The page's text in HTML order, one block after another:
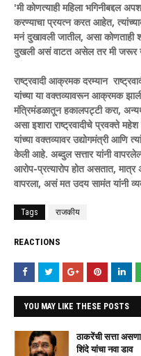
'मी कोणत्याही महिला भगिनीबद्दल
करण्याचा प्रयत्न करत आहेत,
मनं दुखावली जातील, असा कोणताही
दुखली असं वाटत असेल तर मी जरूर
राष्ट्रवादी आक्रमक दरम्यान
यांच्या या वक्तव्यावरून आक्रमक
मंत्रिमंडळातून हकालपट्टी करा,
असा इशारा राष्ट्रवादीचे प्रवक्ते
यांच्या वक्तव्यावर उद्योगमंत्री आणि
केली आहे. अब्दुल सत्तार यांनी
आरोप-प्रत्यारोप होत असतात, मात्र
वापरला, असं मत उदय सामंत यांनी
Tags राजकीय
REACTIONS
YOU MAY LIKE THESE POSTS
ठाकरेंची सत्ता
शिंदे यांचा नवा डाव